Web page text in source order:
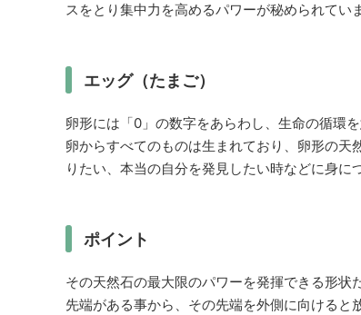
スをとり集中力を高めるパワーが秘められてい
エッグ（たまご）
卵形には「0」の数字をあらわし、生命の循環を
卵からすべてのものは生まれており、卵形の
りたい、本当の自分を発見したい時などに身に
ポイント
その天然石の最大限のパワーを発揮できる形状
先端がある事から、その先端を外側に向けると